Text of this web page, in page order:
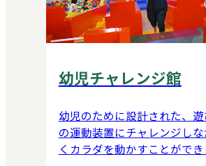
幼児チャレンジ館
幼児のために設計された、
の運動装置にチャレンジし
くカラダを動かすことができ